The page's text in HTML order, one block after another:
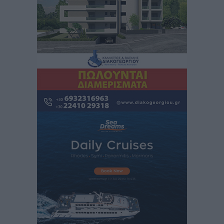
“πτήση” τους
Αθλητικά πριν 2 ώρες
Άρης Αρχαγγέλου: Στο πλευρό του άτυχου Ιάκωβου
Αθλητικά• πριν 2 ώρες
Φοίβος: Η μεγάλη επιστροφή του Μπρένο Σαλβατιέρα
πριν 2 ώρες
αδιαπραγμάτευτη φιλοσοφία
Αθλητικά• πριν 2 ώρες